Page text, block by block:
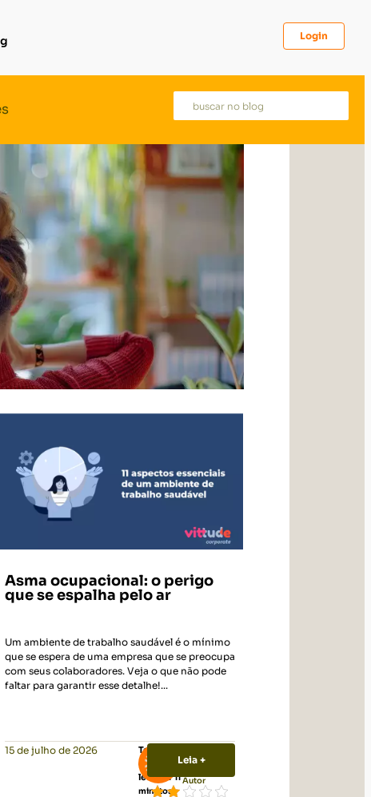
Login
Asma ocupacional: o perigo
que se espalha pelo ar
Um ambiente de trabalho saudável é o mínimo
que se espera de uma empresa que se preocupa
com seus colaboradores. Veja o que não pode
faltar para garantir esse detalhe!...
15 de julho de 2026
Tempo
de
leitura: 11
minutos
Autor
Leia +